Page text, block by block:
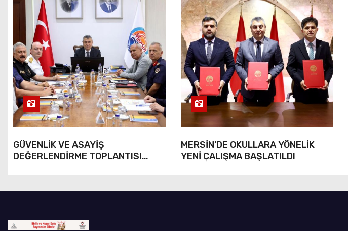
GÜVENLİK VE ASAYİŞ
DEĞERLENDİRME TOPLANTISI
MERSİN’DE OKULLARA YÖNELİK
YENİ ÇALIŞMA BAŞLATILDI